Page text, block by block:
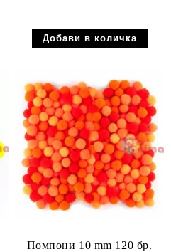
Помпони 10 mm 120 бр.